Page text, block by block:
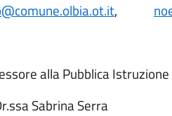
,
alla Pubblica Istruzione
Sabrina Serra